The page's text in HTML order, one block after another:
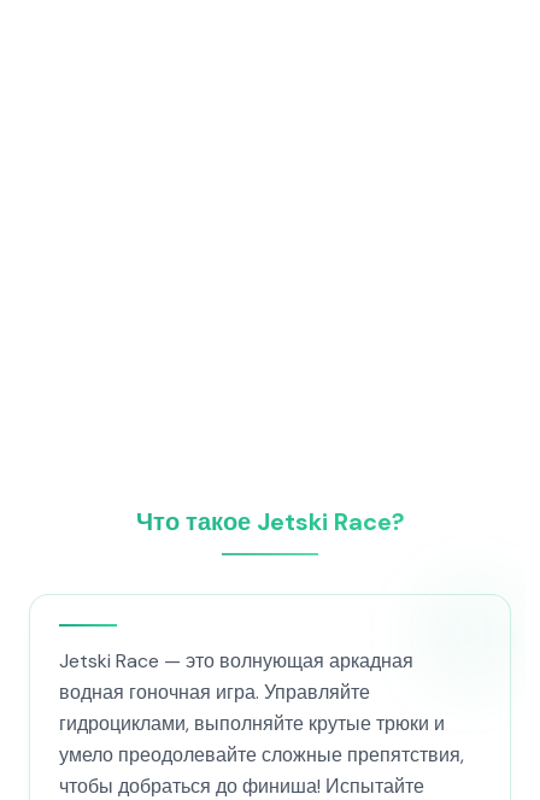
Что такое Jetski Race?
Jetski Race — это волнующая аркадная
водная гоночная игра. Управляйте
гидроциклами, выполняйте крутые трюки и
умело преодолевайте сложные препятствия,
чтобы добраться до финиша! Испытайте